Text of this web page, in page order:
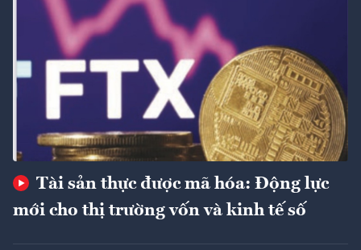
Tài sản thực được mã hóa: Động lực
mới cho thị trường vốn và kinh tế số